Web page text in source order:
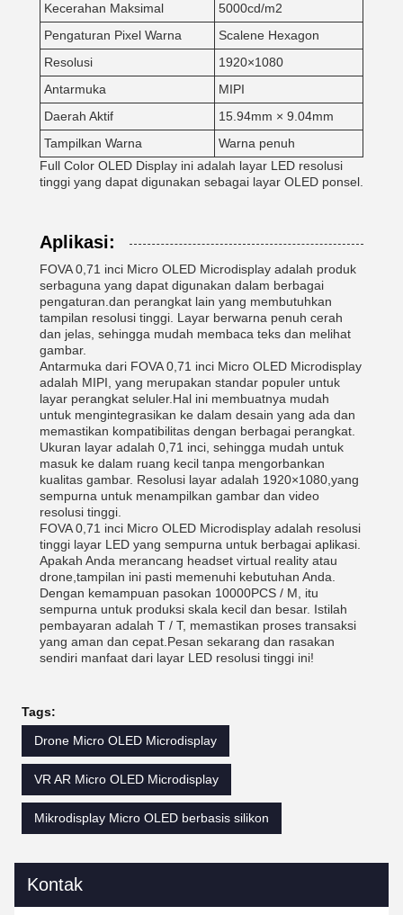
Kecerahan Maksimal
5000cd/m2
Pengaturan Pixel Warna
Scalene Hexagon
Resolusi
1920×1080
Antarmuka
MIPI
Daerah Aktif
15.94mm × 9.04mm
Tampilkan Warna
Warna penuh
Full Color OLED Display ini adalah layar LED resolusi
tinggi yang dapat digunakan sebagai layar OLED ponsel.
Aplikasi:
FOVA 0,71 inci Micro OLED Microdisplay adalah produk
serbaguna yang dapat digunakan dalam berbagai
pengaturan.dan perangkat lain yang membutuhkan
tampilan resolusi tinggi. Layar berwarna penuh cerah
dan jelas, sehingga mudah membaca teks dan melihat
gambar.
Antarmuka dari FOVA 0,71 inci Micro OLED Microdisplay
adalah MIPI, yang merupakan standar populer untuk
layar perangkat seluler.Hal ini membuatnya mudah
untuk mengintegrasikan ke dalam desain yang ada dan
memastikan kompatibilitas dengan berbagai perangkat.
Ukuran layar adalah 0,71 inci, sehingga mudah untuk
masuk ke dalam ruang kecil tanpa mengorbankan
kualitas gambar. Resolusi layar adalah 1920×1080,yang
sempurna untuk menampilkan gambar dan video
resolusi tinggi.
FOVA 0,71 inci Micro OLED Microdisplay adalah resolusi
tinggi layar LED yang sempurna untuk berbagai aplikasi.
Apakah Anda merancang headset virtual reality atau
drone,tampilan ini pasti memenuhi kebutuhan Anda.
Dengan kemampuan pasokan 10000PCS / M, itu
sempurna untuk produksi skala kecil dan besar. Istilah
pembayaran adalah T / T, memastikan proses transaksi
yang aman dan cepat.Pesan sekarang dan rasakan
sendiri manfaat dari layar LED resolusi tinggi ini!
Tags:
Drone Micro OLED Microdisplay
VR AR Micro OLED Microdisplay
Mikrodisplay Micro OLED berbasis silikon
Kontak